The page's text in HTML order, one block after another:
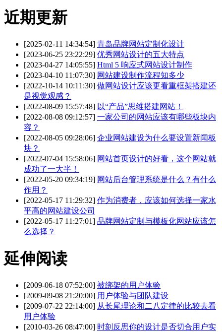
近期更新
[2025-02-11 14:34:54] 青岛品牌网站定制化设计
[2023-06-25 23:22:29] 优秀网站设计的五大特点
[2023-04-27 14:05:55] Html 5 响应式网站设计制作
[2023-04-10 11:07:30] 网站建设制作流程知多少
[2022-10-14 10:11:30] 做网站设计应该更看重框架搭建还
是视觉观感？
[2022-08-09 15:57:48] 以“产品”思维搭建网站！
[2022-08-08 09:12:57] 一家公司的网站应该有哪些板块内
容？
[2022-08-05 09:28:06] 企业网站建设为什么要设置新闻板
块？
[2022-07-04 15:58:06] 网站首页设计的好看，这个网站就
成功了一大半！
[2022-05-20 09:34:19] 网站后台管理系统是什么？有什么
作用？
[2022-05-17 11:29:32] 作为消费者，应该如何选择一家水
平高的网站建设公司
[2022-05-17 11:27:01] 品牌网站定制与模板化网站应该怎
么选择？
延伸阅读
[2009-06-18 07:52:00] 被绑架的用户体验
[2009-09-08 21:20:00] 用户体验与团队建设
[2009-07-22 22:14:00] 从长尾理论和二八定律的比较去看
用户体验
[2010-03-26 08:47:00] 时刻反思你的设计是否切合用户实